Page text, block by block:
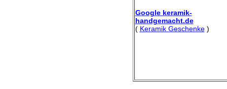
Google keramik-
handgemacht.de
( Keramik Geschenke)